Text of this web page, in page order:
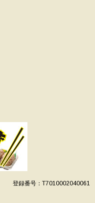
登録番号：T7010002040061